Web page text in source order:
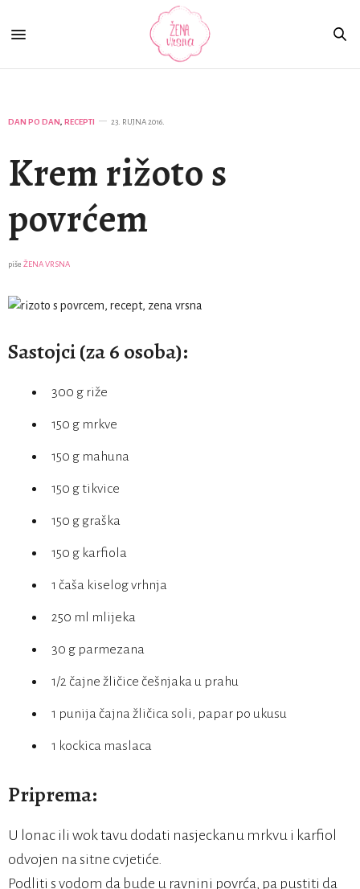
DAN PO DAN, RECEPTI 23. RUJNA 2016.
Krem rižoto s
povrćem
piše ŽENA VRSNA
Sastojci (za 6 osoba):
300 g riže
150 g mrkve
150 g mahuna
150 g tikvice
150 g graška
150 g karfiola
1 čaša kiselog vrhnja
250 ml mlijeka
30 g parmezana
1/2 čajne žličice češnjaka u prahu
1 punija čajna žličica soli, papar po ukusu
1 kockica maslaca
Priprema:
U lonac ili wok tavu dodati nasjeckanu mrkvu i karfiol
odvojen na sitne cvjetiće.
Podliti s vodom da bude u ravnini povrća, pa pustiti da